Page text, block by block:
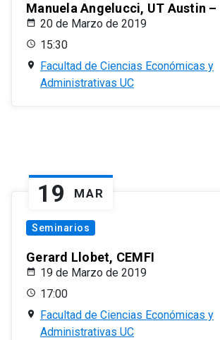
Manuela Angelucci, UT Austin
20 de Marzo de 2019
15:30
Facultad de Ciencias Económicas y
Administrativas UC
19 MAR
Seminarios
Gerard Llobet, CEMFI
19 de Marzo de 2019
17:00
Facultad de Ciencias Económicas y
Administrativas UC